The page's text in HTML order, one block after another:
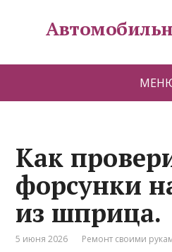
Как
форсунки
из шприца.
5 июня 2026 Ремонт своими